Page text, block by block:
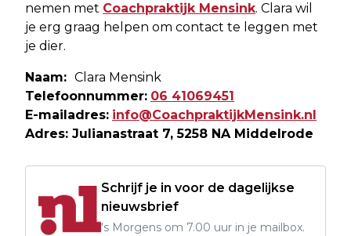
nemen met Coachpraktijk Mensink. Clara wil
je erg graag helpen om contact te leggen met
je dier.
Naam: Clara Mensink
Telefoonnummer: 06 41069451
E-mailadres: info@CoachpraktijkMensink.nl
Adres: Julianastraat 7, 5258 NA Middelrode
Schrijf je in voor de dagelijkse
nieuwsbrief
's Morgens om 7.00 uur in je mailbox.